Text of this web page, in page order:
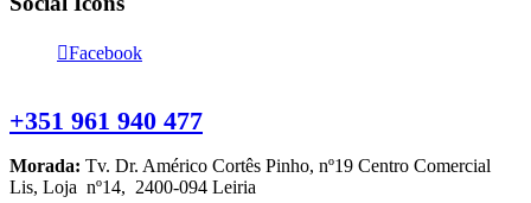
Facebook
+351 961 940 477
Morada: Tv. Dr. Américo Cortês Pinho, nº19 Centro Comercial
Lis, Loja nº14, 2400-094 Leiria